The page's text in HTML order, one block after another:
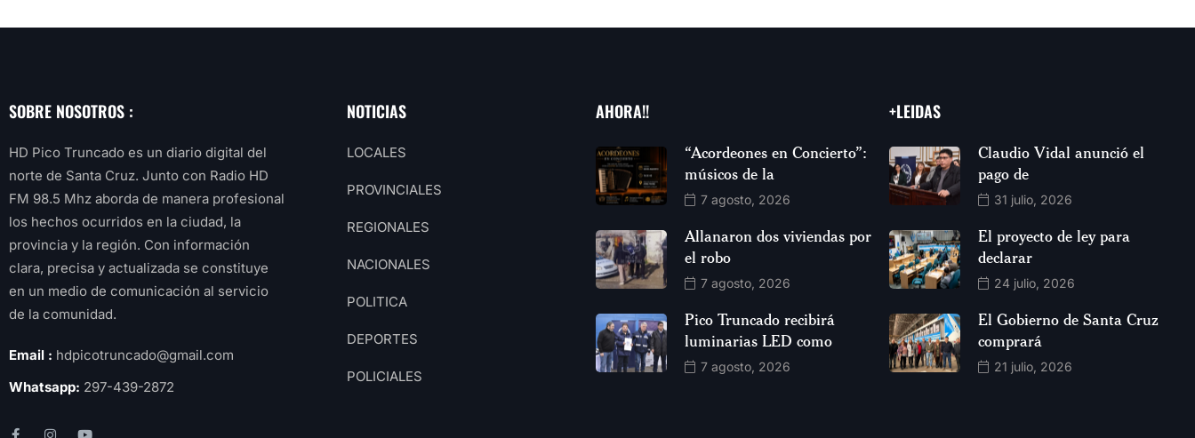
SOBRE NOSOTROS :
HD Pico Truncado es un diario digital del
norte de Santa Cruz. Junto con Radio HD
FM 98.5 Mhz aborda de manera profesional
los hechos ocurridos en la ciudad, la
provincia y la región. Con información
clara, precisa y actualizada se constituye
en un medio de comunicación al servicio
de la comunidad.
Email : hdpicotruncado@gmail.com
Whatsapp: 297-439-2872
NOTICIAS
LOCALES
PROVINCIALES
REGIONALES
NACIONALES
POLITICA
DEPORTES
POLICIALES
AHORA!!
“Acordeones en Concierto”:
músicos de la
7 agosto, 2026
Allanaron dos viviendas por
el robo
7 agosto, 2026
Pico Truncado recibirá
luminarias LED como
7 agosto, 2026
+LEIDAS
Claudio Vidal anunció el
pago de
31 julio, 2026
El proyecto de ley para
declarar
24 julio, 2026
El Gobierno de Santa Cruz
comprará
21 julio, 2026